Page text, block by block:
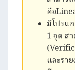
คือ
มีโปรแ
1 จุด ส
และรา